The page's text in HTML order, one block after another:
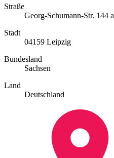
Straße
Georg-Schumann-Str. 144 a
Stadt
04159 Leipzig
Bundesland
Sachsen
Land
Deutschland